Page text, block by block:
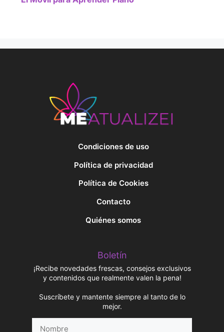
Condiciones de uso
Política de privacidad
Política de Cookies
Contacto
Quiénes somos
Boletín
¡Recibe novedades frescas, consejos exclusivos
y contenidos que realmente valen la pena!
Suscríbete y mantente siempre al tanto de lo
mejor.